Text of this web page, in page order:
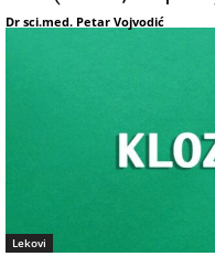
Dr sci.med. Petar Vojvodić
Lekovi